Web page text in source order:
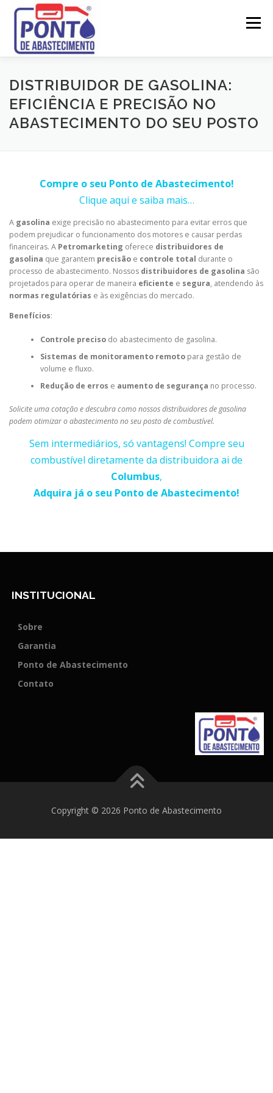
conteúdo
Menu
SOBRE LEGISLAÇÃO ATESTADOS TÉCNICOS
PROJETOS LICENCIAMENTO MANUTENÇÃO
DISTRIBUIDOR DE GASOLINA:
EFICIÊNCIA E PRECISÃO NO
ABASTECIMENTO DO SEU POSTO
Compre o seu Ponto de Abastecimento!
Clique aqui e saiba mais…
A gasolina exige precisão no abastecimento para evitar erros que
podem prejudicar o funcionamento dos motores e causar perdas
financeiras. A Petromarketing oferece distribuidores de
gasolina que garantem precisão e controle total durante o
processo de abastecimento. Nossos distribuidores de gasolina são
projetados para operar de maneira eficiente e segura, atendendo às
normas regulatórias e às exigências do mercado.
Benefícios:
Controle precisodo abastecimento de gasolina.
Sistemas de monitoramento remotopara gestão de
volume e fluxo.
Redução de erros e aumento de segurança no processo.
Solicite uma cotação e descubra como nossos distribuidores de gasolina
podem otimizar o abastecimento no seu posto de combustível.
Sem intermediários, só vantagens! Compre seu
combustível diretamente da distribuidora ai de
Columbus,
Adquira já o seu Ponto de Abastecimento!
INSTITUCIONAL
Sobre
Garantia
Ponto de Abastecimento
Contato
Copyright © 2026 Ponto de Abastecimento